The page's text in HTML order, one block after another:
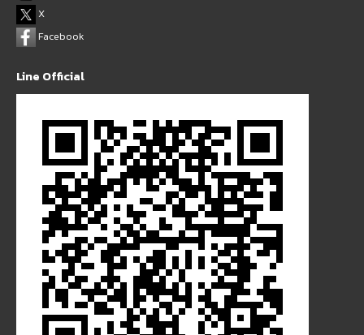
X
Facebook
Line Official